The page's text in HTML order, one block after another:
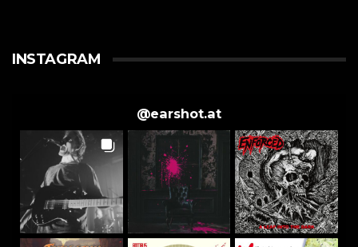
INSTAGRAM
@earshot.at